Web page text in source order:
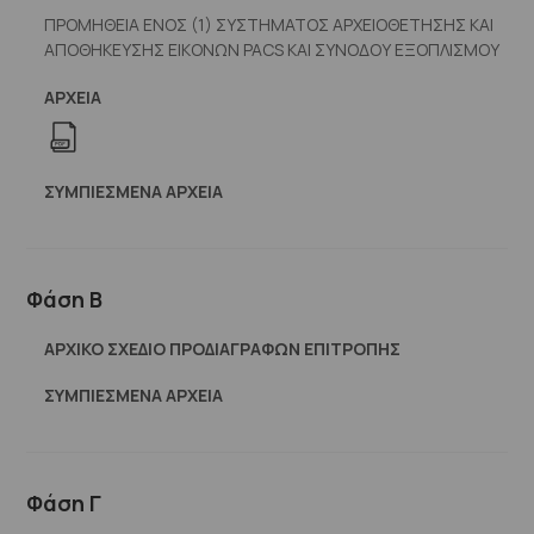
ΠΡΟΜΗΘΕΙΑ ΕΝΟΣ (1) ΣΥΣΤΗΜΑΤΟΣ ΑΡΧΕΙΟΘΕΤΗΣΗΣ ΚΑΙ
ΑΠΟΘΗΚΕΥΣΗΣ ΕΙΚΟΝΩΝ PACS ΚΑΙ ΣΥΝΟΔΟΥ ΕΞΟΠΛΙΣΜΟΥ
ΑΡΧΕΊΑ
ΣΥΜΠΙΕΣΜΈΝΑ ΑΡΧΕΊΑ
Φάση Β
ΑΡΧΙΚΟ ΣΧΕΔΙΟ ΠΡΟΔΙΑΓΡΑΦΩΝ ΕΠΙΤΡΟΠΗΣ
ΣΥΜΠΙΕΣΜΈΝΑ ΑΡΧΕΊΑ
Φάση Γ